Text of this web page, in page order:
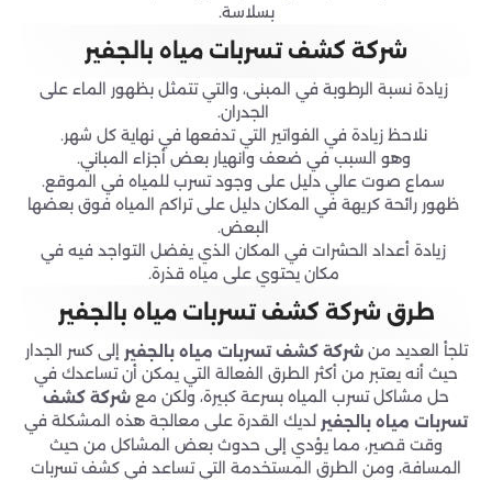
بسلاسة.
شركة كشف تسربات مياه بالجفير
زيادة نسبة الرطوبة في المبنى، والتي تتمثل بظهور الماء على
الجدران.
نلاحظ زيادة في الفواتير التي تدفعها في نهاية كل شهر.
وهو السبب في ضعف وانهيار بعض أجزاء المباني.
سماع صوت عالي دليل على وجود تسرب للمياه في الموقع.
ظهور رائحة كريهة في المكان دليل على تراكم المياه فوق بعضها
البعض.
زيادة أعداد الحشرات في المكان الذي يفضل التواجد فيه في
مكان يحتوي على مياه قذرة.
طرق شركة كشف تسربات مياه بالجفير
تلجأ العديد منشركة كشف تسربات مياه بالجفير إلى كسر الجدار
حيث أنه يعتبر من أكثر الطرق الفعالة التي يمكن أن تساعدك في
حل مشاكل تسرب المياه بسرعة كبيرة، ولكن مع شركة كشف
تسربات مياه بالجفير لديك القدرة على معالجة هذه المشكلة في
وقت قصير، مما يؤدي إلى حدوث بعض المشاكل من حيث
المسافة، ومن الطرق المستخدمة التي تساعد في كشف تسربات